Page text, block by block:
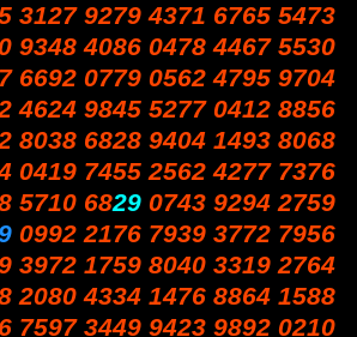
3127 9279 4371 6765 5473
9348 4086 0478 4467 5530
6692 0779 0562 4795 9704
4624 9845 5277 0412 8856
8038 6828 9404 1493 8068
0419 7455 2562 4277 7376
5710 6829 0743 9294 2759
0992 2176 7939 3772 7956
3972 1759 8040 3319 2764
2080 4334 1476 8864 1588
7597 3449 9423 9892 0210